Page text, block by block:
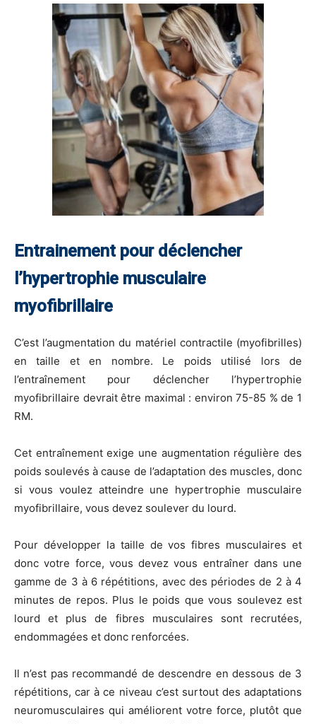
Entrainement pour déclencher
l’hypertrophie musculaire
myofibrillaire
C’est l’augmentation du matériel contractile (myofibrilles)
en taille et en nombre. Le poids utilisé lors de
l’entraînement pour déclencher l’hypertrophie
myofibrillaire devrait être maximal : environ 75-85 % de 1
RM.
Cet entraînement exige une augmentation régulière des
poids soulevés à cause de l’adaptation des muscles, donc
si vous voulez atteindre une hypertrophie musculaire
myofibrillaire, vous devez soulever du lourd.
Pour développer la taille de vos fibres musculaires et
donc votre force, vous devez vous entraîner dans une
gamme de 3 à 6 répétitions, avec des périodes de 2 à 4
minutes de repos. Plus le poids que vous soulevez est
lourd et plus de fibres musculaires sont recrutées,
endommagées et donc renforcées.
Il n’est pas recommandé de descendre en dessous de 3
répétitions, car à ce niveau c’est surtout des adaptations
neuromusculaires qui améliorent votre force, plutôt que